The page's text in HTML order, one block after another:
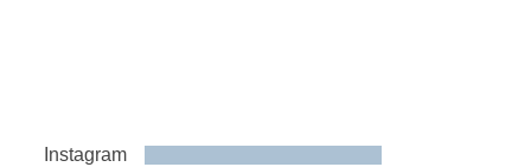
Instagram